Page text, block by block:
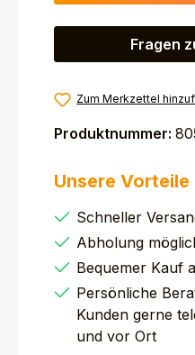
Fragen
Zum Merkzettel
Produktnummer:
Unsere Vorteile
Schneller
Abholung
Bequemer Kauf
Persönliche
Kunden gerne
und vor Ort